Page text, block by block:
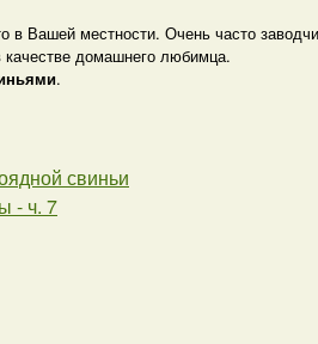
в Вашей местности. Очень часто
домашнего любимца.
.
свиньи
- ч. 7